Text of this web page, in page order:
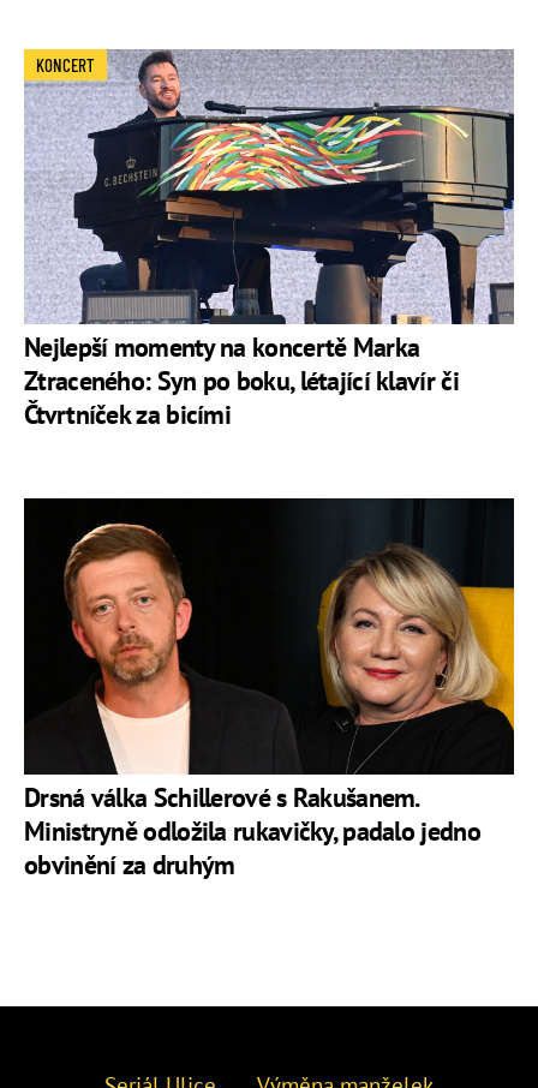
Nejlepší momenty na koncertě Marka
Ztraceného: Syn po boku, létající klavír či
Čtvrtníček za bicími
KONCERT
Drsná válka Schillerové s Rakušanem.
Ministryně odložila rukavičky, padalo jedno
obvinění za druhým